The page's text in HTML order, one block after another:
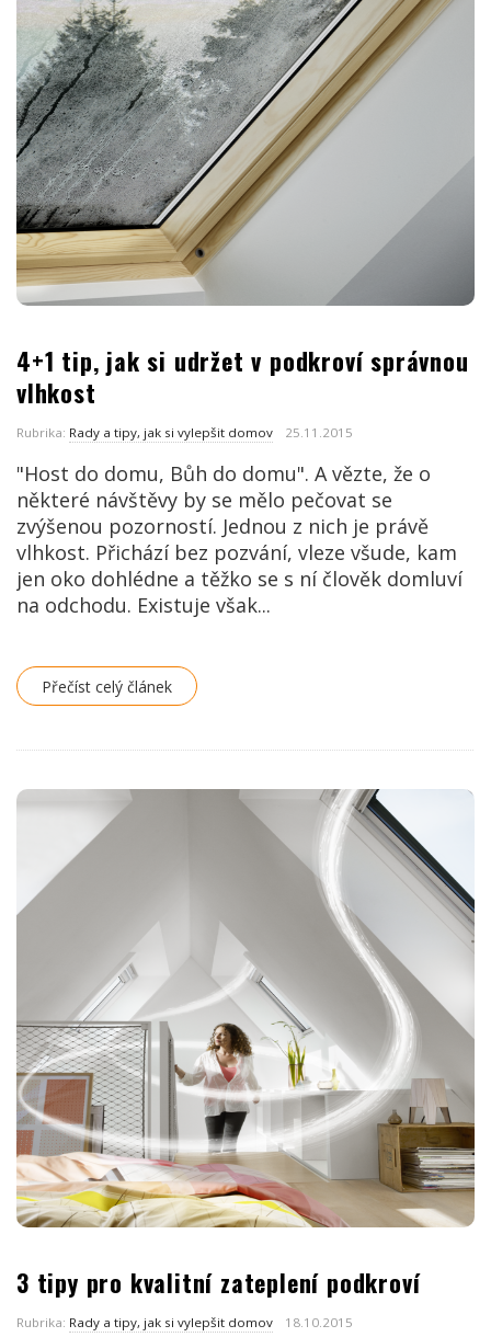
4+1 tip, jak si udržet v podkroví správnou
vlhkost
Rubrika: Rady a tipy, jak si vylepšit domov 25.11.2015
"Host do domu, Bůh do domu". A vězte, že o
některé návštěvy by se mělo pečovat se
zvýšenou pozorností. Jednou z nich je právě
vlhkost. Přichází bez pozvání, vleze všude, kam
jen oko dohlédne a těžko se s ní člověk domluví
na odchodu. Existuje však...
Přečíst celý článek
3 tipy pro kvalitní zateplení podkroví
Rubrika: Rady a tipy, jak si vylepšit domov 18.10.2015